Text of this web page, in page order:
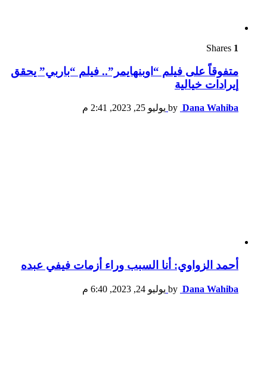
1
متفوقاً على فيلم “اوبنهايمر”.. فيلم “باربي” يحقق
إيرادات خيالية
by Dana Wahiba يوليو 25, 2023, 2:41 م
أحمد الزواوي: أنا السبب وراء أزمات فيفي عبده
by Dana Wahiba يوليو 24, 2023, 6:40 م